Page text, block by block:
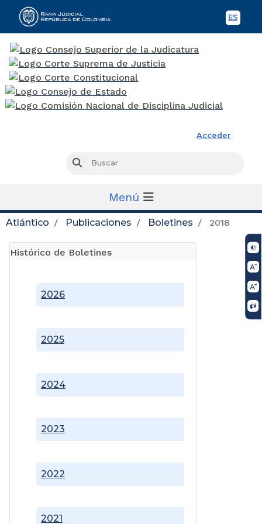
ES
Acceder
Buscar
Menú
Atlántico Publicaciones Boletines 2018
Histórico de Boletines
2021
2022
2023
2024
2025
2026